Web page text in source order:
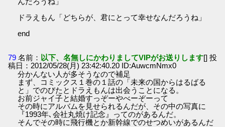
ドラえもん「どちらが、君にとって幸せなんだろうね」
end
79 名前： 以下、名無しにかわりましてVIPがお送りします[] 投
稿日：2012/05/28(月) 23:42:40.20 ID:AuwcmNmx0
分かんない人が多そうなので補足
まず、コミックス１巻の１話の「未来の国からはるばる
と」でのびたとドラえもんは出会うことになる。
お前ジャイ子と結婚すっぞーやべーぞーって
その時にアルバムを見せられるんだが、その中の写真に
『1993年､会社丸焼け記念』ってのがあるんだ。
そんでその時に飛行機とか新幹線でのせつめいがあるんだ